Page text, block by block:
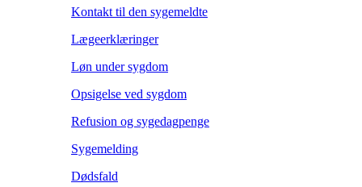
Kontakt til den sygemeldte
Lægeerklæringer
Løn under sygdom
Opsigelse ved sygdom
Refusion og sygedagpenge
Sygemelding
Dødsfald